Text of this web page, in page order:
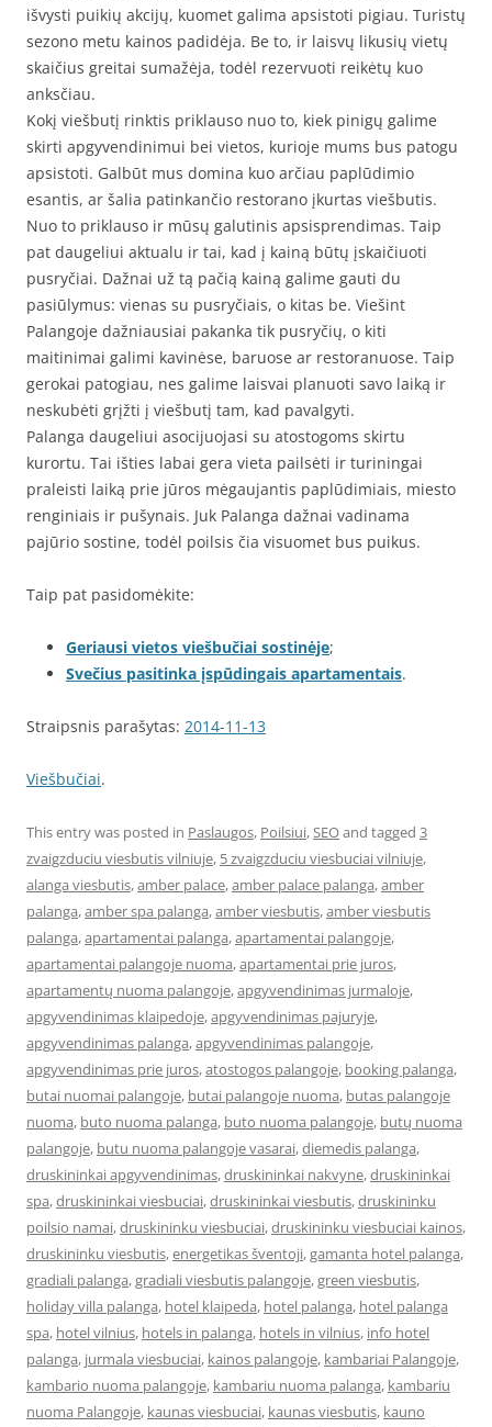
išvysti puikių akcijų, kuomet galima apsistoti pigiau. Turistų
sezono metu kainos padidėja. Be to, ir laisvų likusių vietų
skaičius greitai sumažėja, todėl rezervuoti reikėtų kuo
anksčiau.
Kokį viešbutį rinktis priklauso nuo to, kiek pinigų galime
skirti apgyvendinimui bei vietos, kurioje mums bus patogu
apsistoti. Galbūt mus domina kuo arčiau paplūdimio
esantis, ar šalia patinkančio restorano įkurtas viešbutis.
Nuo to priklauso ir mūsų galutinis apsisprendimas. Taip
pat daugeliui aktualu ir tai, kad į kainą būtų įskaičiuoti
pusryčiai. Dažnai už tą pačią kainą galime gauti du
pasiūlymus: vienas su pusryčiais, o kitas be. Viešint
Palangoje dažniausiai pakanka tik pusryčių, o kiti
maitinimai galimi kavinėse, baruose ar restoranuose. Taip
gerokai patogiau, nes galime laisvai planuoti savo laiką ir
neskubėti grįžti į viešbutį tam, kad pavalgyti.
Palanga daugeliui asocijuojasi su atostogoms skirtu
kurortu. Tai išties labai gera vieta pailsėti ir turiningai
praleisti laiką prie jūros mėgaujantis paplūdimiais, miesto
renginiais ir pušynais. Juk Palanga dažnai vadinama
pajūrio sostine, todėl poilsis čia visuomet bus puikus.
Taip pat pasidomėkite:
Geriausi vietos viešbučiai sostinėje;
Svečius pasitinka įspūdingais apartamentais.
Straipsnis parašytas: 2014-11-13
Viešbučiai.
This entry was posted in Paslaugos, Poilsiui,SEOand tagged 3
zvaigzduciu viesbutis vilniuje, 5 zvaigzduciu viesbuciai vilniuje,
alanga viesbutis,amber palace,amber palace palanga,amber
palanga,amber spa palanga,amber viesbutis,amber viesbutis
palanga,apartamentai palanga,apartamentai palangoje,
apartamentai palangoje nuoma,apartamentai prie juros,
apartamentų nuoma palangoje,apgyvendinimas jurmaloje,
apgyvendinimas klaipedoje,apgyvendinimas pajuryje,
apgyvendinimas palanga,apgyvendinimas palangoje,
apgyvendinimas prie juros,atostogos palangoje, booking palanga,
butai nuomai palangoje, butai palangoje nuoma, butas palangoje
nuoma, buto nuoma palanga, buto nuoma palangoje, butų nuoma
palangoje, butu nuoma palangoje vasarai,diemedis palanga,
druskininkai apgyvendinimas,druskininkai nakvyne,druskininkai
spa,druskininkai viesbuciai,druskininkai viesbutis,druskininku
poilsio namai,druskininku viesbuciai,druskininku viesbuciai kainos,
druskininku viesbutis,energetikas šventoji,gamanta hotel palanga,
gradiali palanga,gradiali viesbutis palangoje,green viesbutis,
holiday villa palanga, hotel klaipeda, hotel palanga, hotel palanga
spa, hotel vilnius, hotels in palanga, hotels in vilnius, info hotel
palanga, jurmala viesbuciai, kainos palangoje, kambariai Palangoje,
kambario nuoma palangoje, kambariu nuoma palanga, kambariu
nuoma Palangoje, kaunas viesbuciai, kaunas viesbutis, kauno